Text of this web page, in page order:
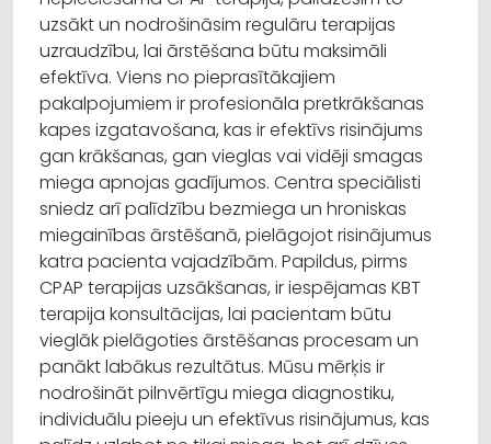
uzsākt un nodrošināsim regulāru terapijas
uzraudzību, lai ārstēšana būtu maksimāli
efektīva. Viens no pieprasītākajiem
pakalpojumiem ir profesionāla pretkrākšanas
kapes izgatavošana, kas ir efektīvs risinājums
gan krākšanas, gan vieglas vai vidēji smagas
miega apnojas gadījumos. Centra speciālisti
sniedz arī palīdzību bezmiega un hroniskas
miegainības ārstēšanā, pielāgojot risinājumus
katra pacienta vajadzībām. Papildus, pirms
CPAP terapijas uzsākšanas, ir iespējamas KBT
terapija konsultācijas, lai pacientam būtu
vieglāk pielāgoties ārstēšanas procesam un
panākt labākus rezultātus. Mūsu mērķis ir
nodrošināt pilnvērtīgu miega diagnostiku,
individuālu pieeju un efektīvus risinājumus, kas